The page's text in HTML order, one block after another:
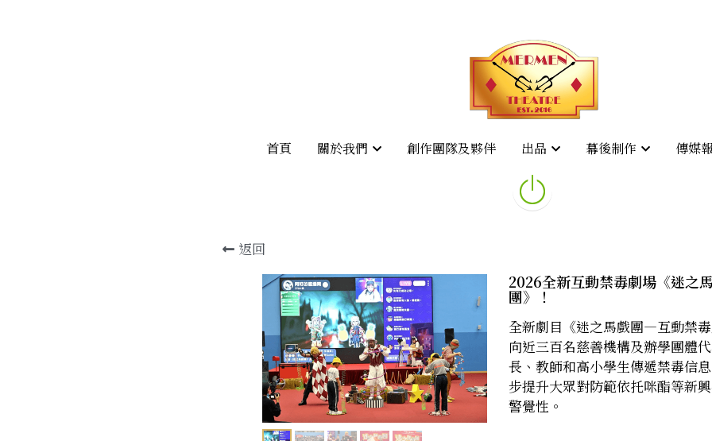
首頁 關於我們 創作團隊及夥伴 出品 幕後制作 傳媒
首頁 關於我們 創作團隊及夥伴 出品 幕後制作 傳媒
返回
2026全新互動禁毒劇場《迷之
團》！
全新劇目《迷之馬戲團—互動禁毒
向近三百名慈善機構及辦學團體
長、教師和高小學生傳遞禁毒信
步提升大眾對防範依托咪酯等新
警覺性。